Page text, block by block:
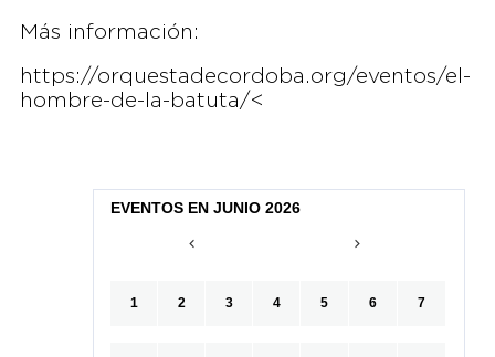
Más información:
https://orquestadecordoba.org/eventos/el-
hombre-de-la-batuta/<
EVENTOS EN JUNIO 2026
1 2 3 4 5 6 7